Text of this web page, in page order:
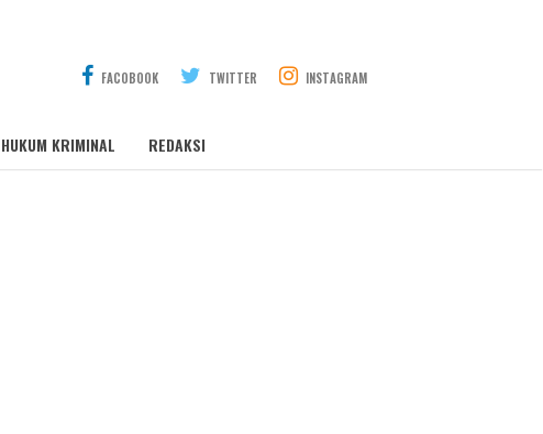
FACOBOOK TWITTER INSTAGRAM
HUKUM KRIMINAL REDAKSI